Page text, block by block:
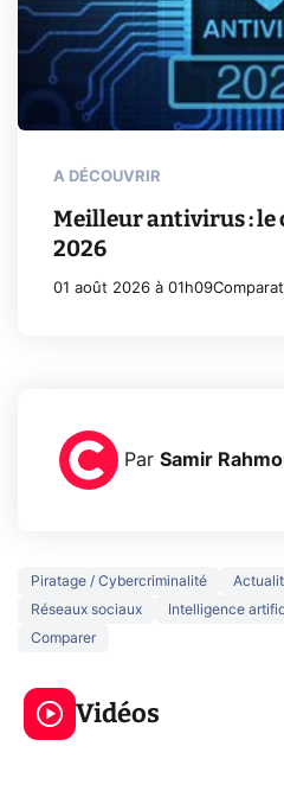
A DÉCOUVRIR
Meilleur antivirus : le
2026
01 août 2026 à 01h09
Par Samir
Piratage / Cybercriminalité
Réseaux sociaux
Intelligence
Comparer
Vidéos
3 écrans en 1 pour
319€ ? Voici L'AOC
CQ32G4ZA !